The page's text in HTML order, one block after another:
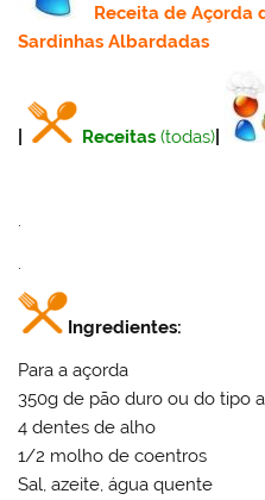
Receitade Açorda
Sardinhas Albardadas
Receitas (todas)
.
.
Ingredientes:
Para a açorda
350g de pão duro ou do tipo
4 dentes de alho
1/2 molho de coentros
Sal, azeite, água quente